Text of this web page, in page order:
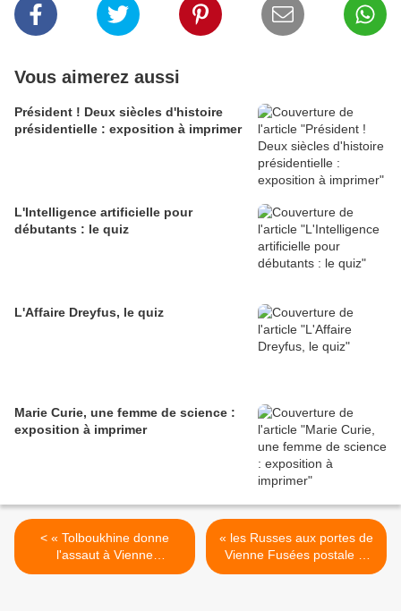
Vous aimerez aussi
Président ! Deux siècles d'histoire
présidentielle : exposition à imprimer
L'Intelligence artificielle pour
débutants : le quiz
L'Affaire Dreyfus, le quiz
Marie Curie, une femme de science :
exposition à imprimer
< « Tolboukhine donne
l'assaut à Vienne
Montgomery atteint le
« les Russes aux portes de
Vienne Fusées postale »,
Résistance La voix de